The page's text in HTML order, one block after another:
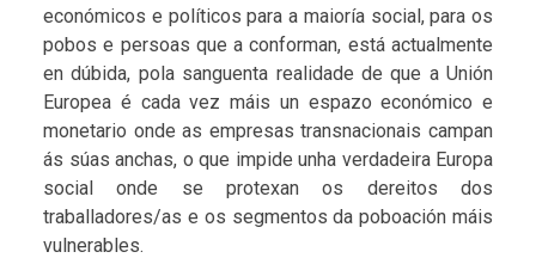
económicos e políticos para a maioría social, para os
pobos e persoas que a conforman, está actualmente
en dúbida, pola sanguenta realidade de que a Unión
Europea é cada vez máis un espazo económico e
monetario onde as empresas transnacionais campan
ás súas anchas, o que impide unha verdadeira Europa
social onde se protexan os dereitos dos
traballadores/as e os segmentos da poboación máis
vulnerables.